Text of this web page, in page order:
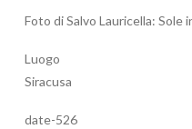
Foto di Salvo Lauricella: Sole
Luogo
Siracusa
date-526